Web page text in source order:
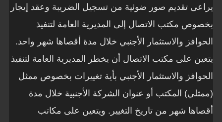
يراعى تقديم صور ضوئية من تسجيل الضريبة وعقد إيجار
بخصوص مكتب الاتصال إلى المديرية العامة لتنفيذ
الحوافز والاستثمار الأجنبي خلال مدة أقصاها شهر واحد.
يتعين على مكتب الاتصال أن يخطر المديرية العامة لتنفيذ
الحوافز والاستثمار الأجنبي بأية تغييرات بخصوص ممثل
(ممثلي) المكتب أو عنوان الشركة الأجنبية خلال مدة
أقصاها شهر من تاريخ التغيير. ويتعين على مكاتب